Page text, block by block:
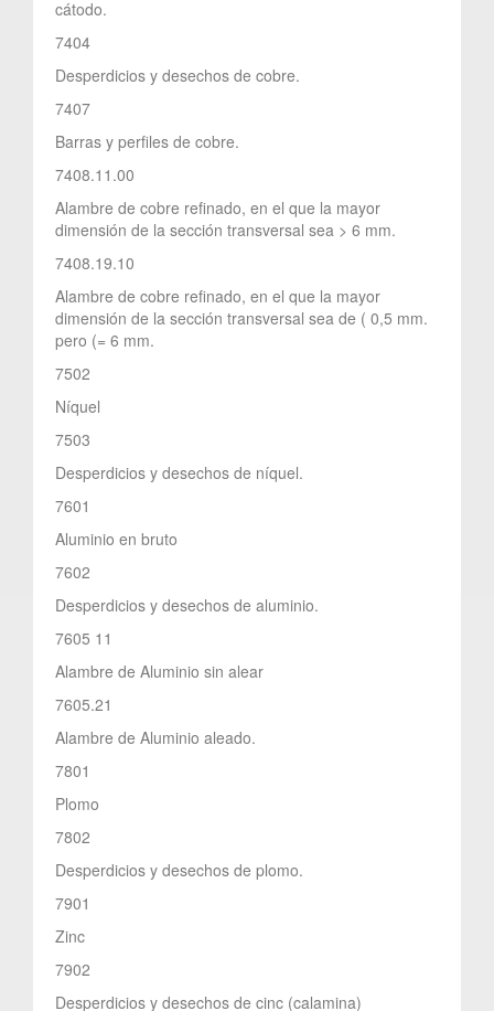
cátodo.
7404
Desperdicios y desechos de cobre.
7407
Barras y perfiles de cobre.
7408.11.00
Alambre de cobre refinado, en el que la mayor
dimensión de la sección transversal sea > 6 mm.
7408.19.10
Alambre de cobre refinado, en el que la mayor
dimensión de la sección transversal sea de ( 0,5 mm.
pero (= 6 mm.
7502
Níquel
7503
Desperdicios y desechos de níquel.
7601
Aluminio en bruto
7602
Desperdicios y desechos de aluminio.
7605 11
Alambre de Aluminio sin alear
7605.21
Alambre de Aluminio aleado.
7801
Plomo
7802
Desperdicios y desechos de plomo.
7901
Zinc
7902
Desperdicios y desechos de cinc (calamina)